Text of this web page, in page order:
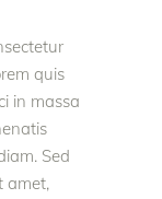
quis
in massa
Sed
amet,